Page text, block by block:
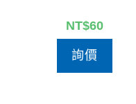
NT$60
詢價